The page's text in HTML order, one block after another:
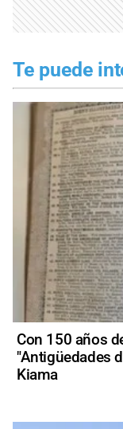
Te puede
Con 150 años
"Antigüedades
Kiama